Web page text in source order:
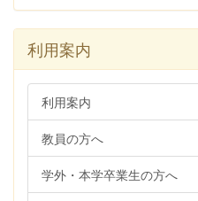
利用案内
利用案内
教員の方へ
学外・本学卒業生の方へ